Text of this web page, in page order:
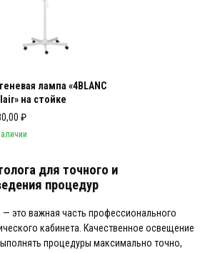
лампа «4BLANC
на стойке
₽
для точного и
процедур
это важная часть профессионального
кабинета. Качественное освещение
процедуры максимально точно,